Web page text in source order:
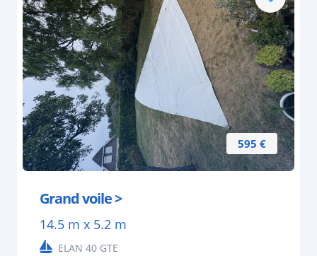
595 €
Grand voile >
14.5 m x 5.2 m
ELAN 40 GTE